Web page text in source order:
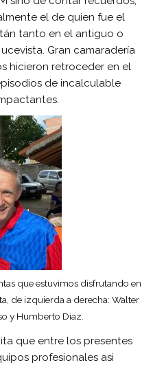
el de quien fue el
tanto en el antiguo o
Gran camaradería
hicieron retroceder en el
de incalculable
que estuvimos disfrutando en
de izquierda a derecha: Walter
y Humberto Diaz.
que entre los presentes
profesionales asi